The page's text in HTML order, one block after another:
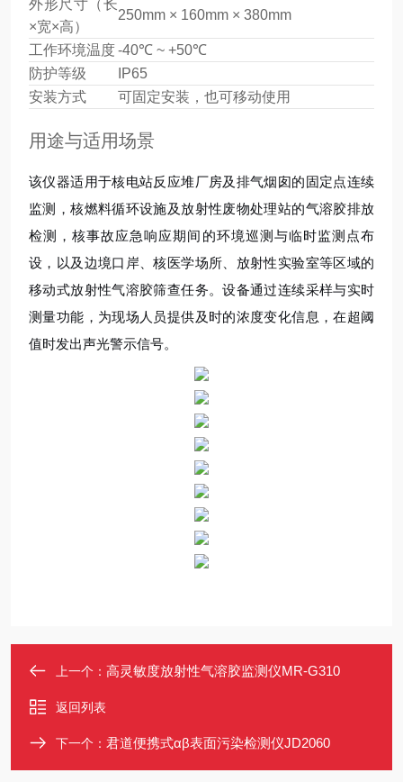
外形尺寸（长
×宽×高）
250mm × 160mm × 380mm
工作环境温度-40℃ ~ +50℃
防护等级
IP65
安装方式
可固定安装，也可移动使用
用途与适用场景
该仪器适用于核电站反应堆厂房及排气烟囱的固定点连续
监测，核燃料循环设施及放射性废物处理站的气溶胶排放
检测，核事故应急响应期间的环境巡测与临时监测点布
设，以及边境口岸、核医学场所、放射性实验室等区域的
移动式放射性气溶胶筛查任务。设备通过连续采样与实时
测量功能，为现场人员提供及时的浓度变化信息，在超阈
值时发出声光警示信号。
上一个： 高灵敏度放射性气溶胶监测仪MR-G310
返回列表
下一个： 君道便携式αβ表面污染检测仪JD2060